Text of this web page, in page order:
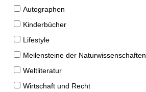
Autographen
Kinderbücher
Lifestyle
Meilensteine der Naturwissenschaften
Weltliteratur
Wirtschaft und Recht